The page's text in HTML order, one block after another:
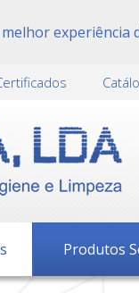
experiência
Produtos